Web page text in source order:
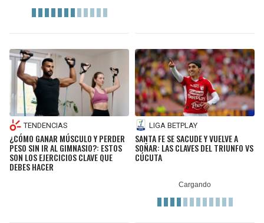
TENDENCIAS
¿CÓMO GANAR MÚSCULO Y PERDER
PESO SIN IR AL GIMNASIO?: ESTOS
SON LOS EJERCICIOS CLAVE QUE
DEBES HACER
LIGA BETPLAY
SANTA FE SE SACUDE Y VUELVE A
SOÑAR: LAS CLAVES DEL TRIUNFO VS
CÚCUTA